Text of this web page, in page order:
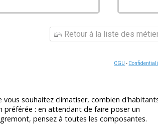
Retour à la liste des
CGU -
vous souhaitez climatiser, combien
préférée : en attendant de faire poser un
pensez à toutes les composantes.